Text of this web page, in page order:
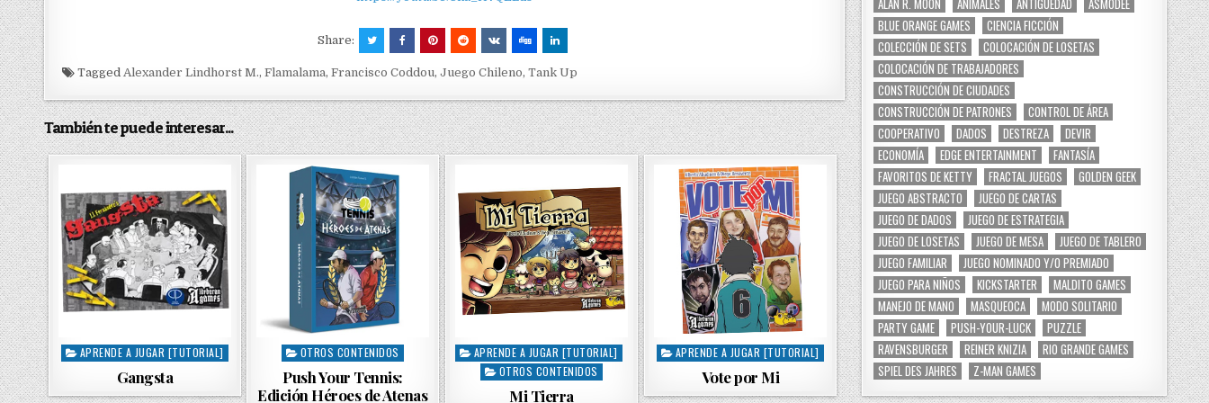
Share:
TaggedAlexander Lindhorst M.,Flamalama,Francisco Coddou,Juego Chileno,Tank Up
También te puede interesar...
P
APRENDE A JUGAR [TUTORIAL]
Gangsta
P
o
s
OTROS CONTENIDOS
Push Your Tennis:
Edición Héroes de Atenas
P
APRENDE A JUGAR [TUTORIAL]
OTROS CONTENIDOS
Mi Tierra
P
APRENDE A JUGAR [TUTORIAL]
Vote por Mi
ALAN R. MOON ANIMALES ANTIGÜEDAD
ASMODEE
BLUE ORANGE GAMES
CIENCIA FICCIÓN
COLECCIÓN DE SETS
COLOCACIÓN DE LOSETAS
COLOCACIÓN DE TRABAJADORES
CONSTRUCCIÓN DE CIUDADES
CONSTRUCCIÓN DE PATRONES
CONTROL DE ÁREA
COOPERATIVO
DADOS DESTREZA
DEVIR
ECONOMÍA
EDGE ENTERTAINMENT
FANTASÍA
FAVORITOS DE KETTY
FRACTAL JUEGOS
GOLDEN GEEK
JUEGO ABSTRACTO
JUEGO DE CARTAS
JUEGO DE DADOS
JUEGO DE ESTRATEGIA
JUEGO DE LOSETAS
JUEGO DE MESA
JUEGO DE TABLERO
JUEGO FAMILIAR
JUEGO NOMINADO Y/O PREMIADO
JUEGO PARA NIÑOS
KICKSTARTER
MALDITO GAMES
MANEJO DE MANO
MASQUEOCA
MODO SOLITARIO
PARTY GAME
PUSH-YOUR-LUCK
PUZZLE
RAVENSBURGER
REINER KNIZIA
RIO GRANDE GAMES
SPIEL DES JAHRES
Z-MAN GAMES